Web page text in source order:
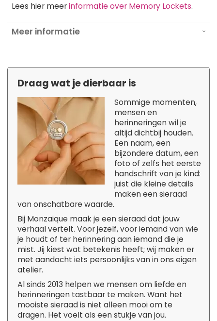
Lees hier meerinformatie over Memory Lockets.
Meer informatie
Draag wat je dierbaar is
Sommige momenten,
mensen en
herinneringen wil je
altijd dichtbij houden.
Een naam, een
bijzondere datum, een
foto of zelfs het eerste
handschrift van je kind:
juist die kleine details
maken een sieraad
van onschatbare waarde.
Bij Monzaique maak je een sieraad dat jouw
verhaal vertelt. Voor jezelf, voor iemand van wie
je houdt of ter herinnering aan iemand die je
mist. Jij kiest wat betekenis heeft; wij maken er
met aandacht iets persoonlijks van in ons eigen
atelier.
Al sinds 2013 helpen we mensen om liefde en
herinneringen tastbaar te maken. Want het
mooiste sieraad is niet alleen mooi om te
dragen. Het voelt als een stukje van jou.